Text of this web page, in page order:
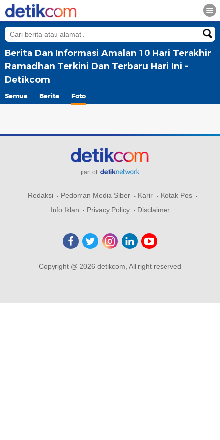
Berita Dan Informasi Amalan 10 Hari Terakhir
Ramadhan Terkini Dan Terbaru Hari Ini -
Detikcom
Semua Berita Foto
part of
Redaksi Pedoman Media Siber Karir
Kotak Pos
Info Iklan
Privacy Policy Disclaimer
Copyright @ 2026 detikcom, All right reserved